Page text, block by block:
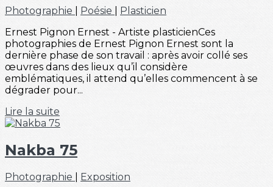
Photographie Poésie
Plasticien
Ernest Pignon Ernest - Artiste plasticienCes
photographies de Ernest Pignon Ernest sont la
dernière phase de son travail : après avoir collé ses
œuvres dans des lieux qu’il considère
emblématiques, il attend qu’elles commencent à se
dégrader pour...
Lire la suite
Nakba 75
Photographie
Exposition